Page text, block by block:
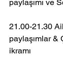
paylaşımı ve
21.00-21.30
paylaşımlar &
ikramı